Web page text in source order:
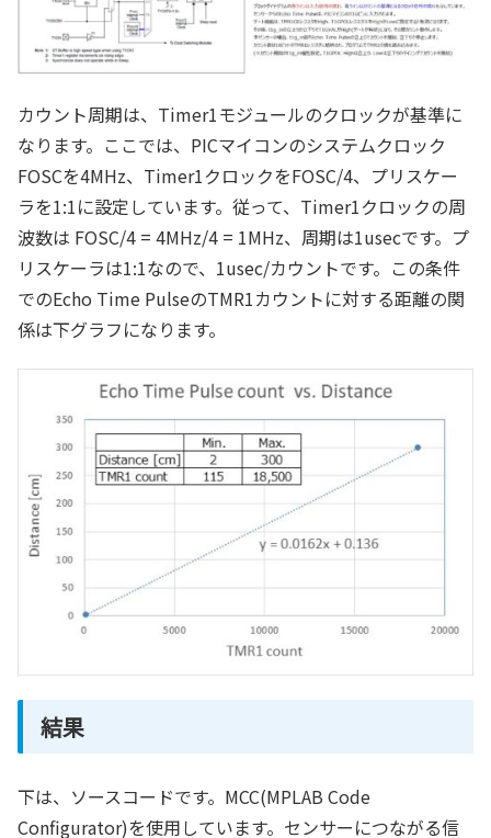
カウント周期は、Timer1モジュールのクロックが基準に
なります。ここでは、PICマイコンのシステムクロック
FOSCを4MHz、Timer1クロックをFOSC/4、プリスケー
ラを1:1に設定しています。従って、Timer1クロックの周
波数は FOSC/4 = 4MHz/4 = 1MHz、周期は1usecです。プ
リスケーラは1:1なので、1usec/カウントです。この条件
でのEcho Time PulseのTMR1カウントに対する距離の関
係は下グラフになります。
結果
下は、ソースコードです。MCC(MPLAB Code
Configurator)を使用しています。センサーにつながる信